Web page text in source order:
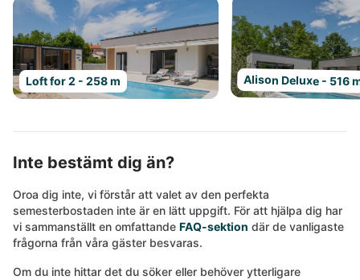
Loft for 2 - 258 m Alison Deluxe - 516
Inte bestämt dig än?
Oroa dig inte, vi förstår att valet av den perfekta
semesterbostaden inte är en lätt uppgift. För att hjälpa dig har
vi sammanställt en omfattande FAQ-sektion där de vanligaste
frågorna från våra gäster besvaras.
Om du inte hittar det du söker eller behöver ytterligare